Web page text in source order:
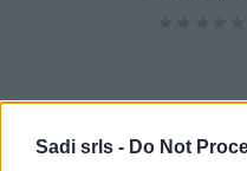
Sadi srls - Do Not